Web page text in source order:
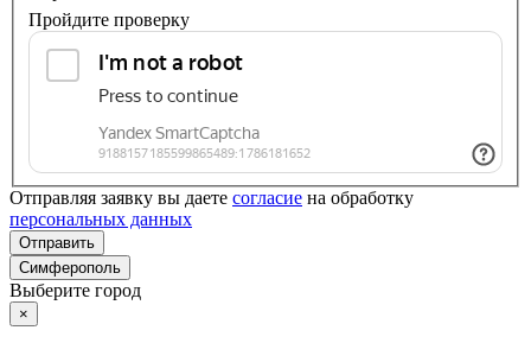
Пройдите проверку
Отправляя заявку вы даете согласие на обработку
персональных данных
Отправить
Симферополь
Выберите город
×